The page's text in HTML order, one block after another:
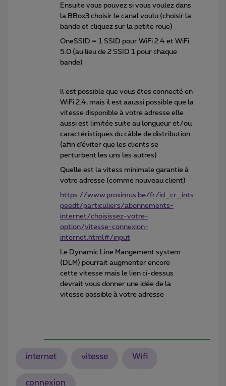
Ensuite vous pouvez si vous voulez dans
la BBox3 choisir le canal voulu (choisir la
bande et cliquez sur la petite roue)
OneSSID = 1 SSID pour WiFi 2.4 et WiFi
5.0 (au lieu de 2 SSID 1 pour chaque
bande)
Il est possible que vous êtes connecté en
WiFi 2.4, mais il est aaussi possible que la
vitesse disponible à votre adresse elle
aussi est limitée suite au longueur et/ou
caractéristiques du câble de distribution
(afin d’éviter que les clients se
perturbent les uns les autres)
Quelle est la vitess minimale garantie à
votre adresse (comme nouveau client)
https://www.proximus.be/fr/id_cr_ints
peedt/particuliers/abonnements-
internet/choisissez-votre-
option/vitesse-connexion-
internet.html#/input
Le Dynamic Line Mangement system
(DLM) pourrait augmenter encore
cette vitesse mais le lien ci-dessus
devrait vous donner une idée de la
vitesse possible à votre adresse
internet vitesse Wifi
connexion